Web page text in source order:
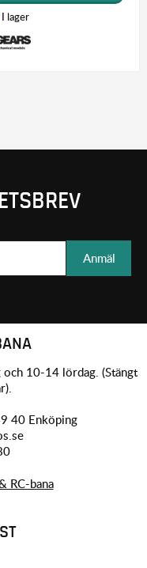
Anmäl
10-14 lördag. (Stängt
40 Enköping
RC-bana